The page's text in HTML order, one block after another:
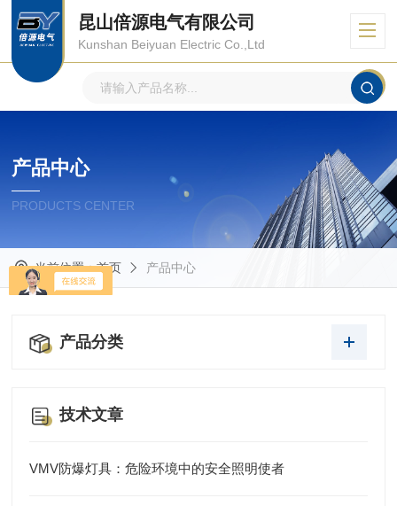
昆山倍源电气有限公司
Kunshan Beiyuan Electric Co.,Ltd
产品中心
PRODUCTS CENTER
当前位置：首页 产品中心
产品分类
技术文章
VMV防爆灯具：危险环境中的安全照明使者